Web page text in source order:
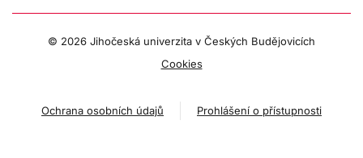
© 2026 Jihočeská univerzita v Českých Budějovicích
Cookies
Ochrana osobních údajů Prohlášení o přístupnosti